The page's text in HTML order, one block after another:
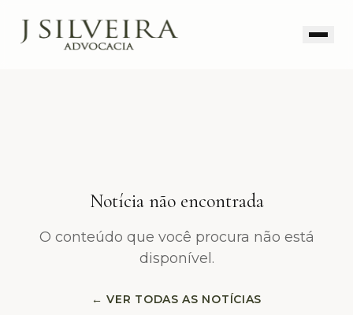
Notícia não encontrada
O conteúdo que você procura não está
disponível.
← VER TODAS AS NOTÍCIAS